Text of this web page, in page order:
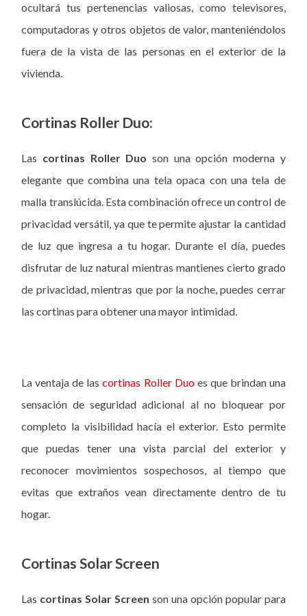
ocultará tus pertenencias valiosas, como televisores,
computadoras y otros objetos de valor, manteniéndolos
fuera de la vista de las personas en el exterior de la
vivienda.
Cortinas Roller Duo:
Las cortinas Roller Duo son una opción moderna y
elegante que combina una tela opaca con una tela de
malla translúcida. Esta combinación ofrece un control de
privacidad versátil, ya que te permite ajustar la cantidad
de luz que ingresa a tu hogar. Durante el día, puedes
disfrutar de luz natural mientras mantienes cierto grado
de privacidad, mientras que por la noche, puedes cerrar
las cortinas para obtener una mayor intimidad.
La ventaja de lascortinas Roller Duoes que brindan una
sensación de seguridad adicional al no bloquear por
completo la visibilidad hacía el exterior. Esto permite
que puedas tener una vista parcial del exterior y
reconocer movimientos sospechosos, al tiempo que
evitas que extraños vean directamente dentro de tu
hogar.
Cortinas Solar Screen
Las cortinas Solar Screen son una opción popular para